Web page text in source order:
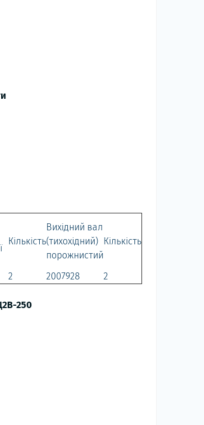
Кількість
Вихідний вал
(тихохідний)
порожнистий
Кількість
2 2007928 2
250